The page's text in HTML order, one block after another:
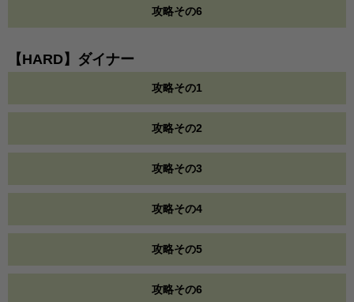
攻略その6
【HARD】ダイナー
攻略その1
攻略その2
攻略その3
攻略その4
攻略その5
攻略その6